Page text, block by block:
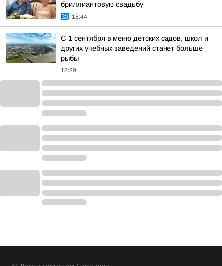
бриллиантовую свадьбу
18:44
С 1 сентября в меню детских садов, школ и
других учебных заведений станет больше
рыбы
18:39